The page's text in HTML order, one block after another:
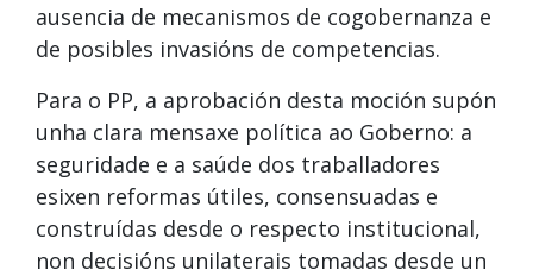
ausencia de mecanismos de cogobernanza e
de posibles invasións de competencias.
Para o PP, a aprobación desta moción supón
unha clara mensaxe política ao Goberno: a
seguridade e a saúde dos traballadores
esixen reformas útiles, consensuadas e
construídas desde o respecto institucional,
non decisións unilaterais tomadas desde un